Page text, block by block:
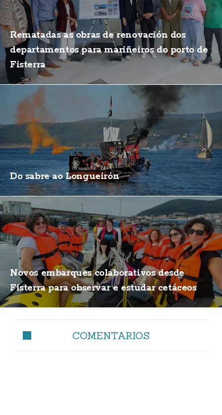
Rematadas as obras de renovación dos
departamentos para mariñeiros do porto de
Fisterra
Do sabre ao Longueirón
Novos embarques colaborativos desde
Fisterra para observar e estudar cetáceos
COMENTARIOS